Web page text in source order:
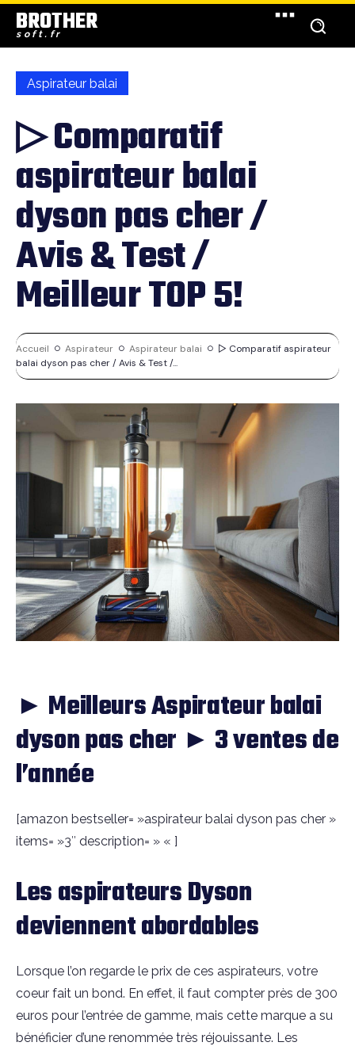
BROTHER
soft.fr
Aspirateur balai
▷ Comparatif
aspirateur balai
dyson pas cher /
Avis & Test /
Meilleur TOP 5!
Accueil Aspirateur Aspirateur balai
▷ Comparatif aspirateur
balai dyson pas cher / Avis & Test /...
► Meilleurs Aspirateur balai
dyson pas cher ► 3 ventes de
l’année
[amazon bestseller= »aspirateur balai dyson pas cher »
items= »3″ description= » « ]
Les aspirateurs Dyson
deviennent abordables
Lorsque l’on regarde le prix de ces aspirateurs, votre
coeur fait un bond. En effet, il faut compter près de 300
euros pour l’entrée de gamme, mais cette marque a su
bénéficier d’une renommée très réjouissante. Les